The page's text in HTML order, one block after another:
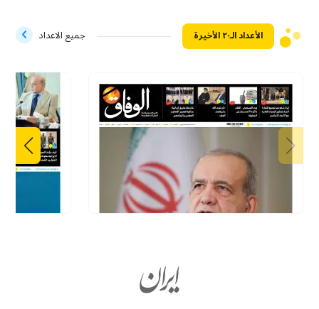
الأعداد الـ۲۰ الأخيرة جميع الاعداد